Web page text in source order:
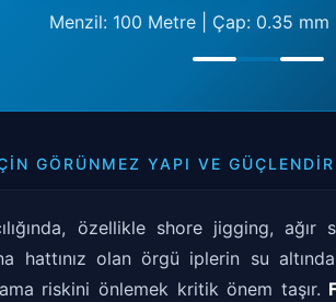
Menzil: 100 Metre | Çap: 0.35
GÖRÜNMEZ YAPI VE
özellikle shore jigging, ağır
hattınız olan örgü iplerin su
riskini önlemek kritik önem taşır.